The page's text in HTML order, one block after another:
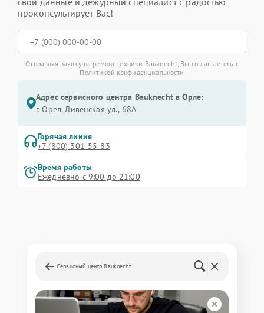
проконсультирует Вас!
Отправляя заявку на ремонт техники Bauknecht, Вы соглашаетесь с
Политикой конфиденциальности
Адрес сервисного центра Bauknecht в Орле:
г. Орёл, Ливенская ул., 68А
Горячая линия
+7 (800) 301-55-83
Время работы
Ежедневно с 9:00 до 21:00
Сервисный центр Bauknecht